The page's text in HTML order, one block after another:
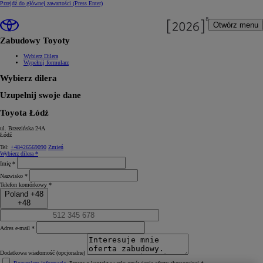
Przejdź do głównej zawartości (Press Enter)
Otwórz menu
Zabudowy Toyoty
Wybierz Dilera
Wypełnij formularz
Wybierz dilera
Uzupełnij swoje dane
Toyota Łódź
ul. Brzezińska 24A
Łódź
Tel: +48426569090 Zmień
Wybierz dilera *
Imię *
Nazwisko *
Telefon komórkowy *
Poland +48
+48
Adres e-mail *
Dodatkowa wiadomość (opcjonalne)